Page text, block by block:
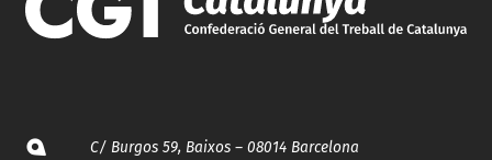
C/ Burgos 59, Baixos – 08014 Barcelona